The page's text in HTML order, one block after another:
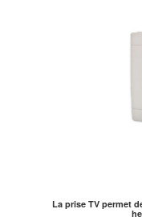
La prise TV permet